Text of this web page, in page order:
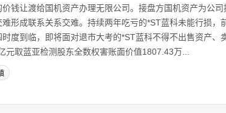
价钱让渡给国机资产办理无限公司。接盘方国机资产为公司
难形成联系关系交难。持续两年吃亏的*ST蓝科未能行损，
时度到临，即将面对退市大考的*ST蓝科不得不出售资产、
元取蓝亚检测股东全数权害账面价值1807.43万...